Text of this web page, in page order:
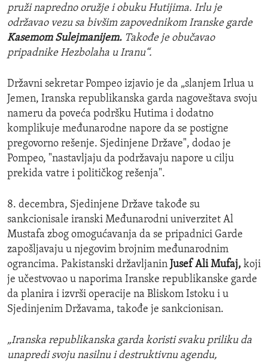
pruži napredno oružje i obuku Hutijima. Irlu je
održavao vezu sa bivšim zapovednikom Iranske garde
Kasemom Sulejmanijem. Takođe je obučavao
pripadnike Hezbolaha u Iranu“.
Državni sekretar Pompeo izjavio je da „slanjem Irlua u
Jemen, Iranska republikanska garda nagoveštava svoju
nameru da poveća podršku Hutima i dodatno
komplikuje međunarodne napore da se postigne
pregovorno rešenje. Sjedinjene Države", dodao je
Pompeo, "nastavljaju da podržavaju napore u cilju
prekida vatre i političkog rešenja".
8. decembra, Sjedinjene Države takođe su
sankcionisale iranski Međunarodni univerzitet Al
Mustafa zbog omogućavanja da se pripadnici Garde
zapošljavaju u njegovim brojnim međunarodnim
ograncima. Pakistanski državljanin Jusef Ali Mufaj, koji
je učestvovao u naporima Iranske republikanske garde
da planira i izvrši operacije na Bliskom Istoku i u
Sjedinjenim Državama, takođe je sankcionisan.
„Iranska republikanska garda koristi svaku priliku da
unapredi svoju nasilnu i destruktivnu agendu,